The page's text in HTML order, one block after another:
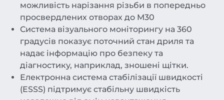
можливість нарізання різьби в попередньо
просвердлених отворах до M30
Система візуального моніторингу на 360
градусів показує поточний стан дриля та
надає інформацію про безпеку та
діагностику, наприклад, зношені щітки.
Електронна система стабілізації швидкості
(ESSS) підтримує стабільну швидкість